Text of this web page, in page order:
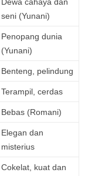
seni (Yunani)
Penopang dunia
(Yunani)
Benteng, pelindung
Terampil, cerdas
Bebas (Romani)
Elegan dan
misterius
Cokelat, kuat dan